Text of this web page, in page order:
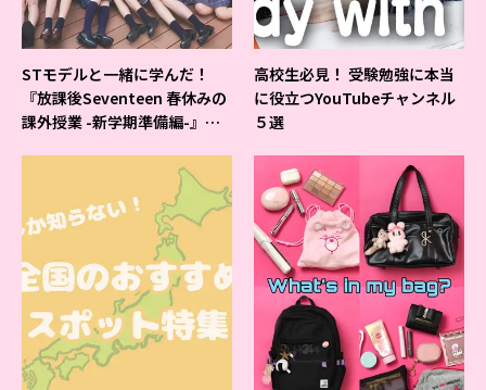
STモデルと一緒に学んだ！
『放課後Seventeen 春休みの
課外授業 -新学期準備編-』イ
高校生必見！ 受験勉強に本当
に役立つYouTubeチャンネル
５選